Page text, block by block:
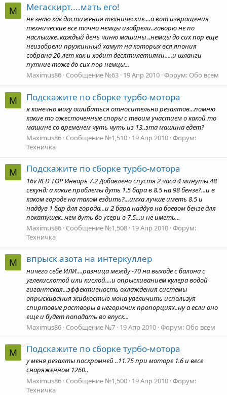
M Мегаскирт....мать его!
не знаю как достижения технические....а вот извращения
технические все точно немцы изобрели..говорю не по
наслышке..каждый день чиню машины ..немцы до сих пор еще
неизобрели пружинный хамут на которых вся япония
собрана 20 лет как и ходит десятилетиями.....и шланги
путние тоже до сих пор немцы...
Maximus86 Сообщение №63 19 Апр 2010 Форум: Обо всем
M Подскажите по сборке турбо-мотора
я конечно могу ошибаться относительно резалтов...помню
какие то ожесточенные споры с твоим участием о какой то
машине со временем чуть чуть из 13..эта машина едет?
Maximus86 Сообщение №1,510 19 Апр 2010 Форум:
Техничка
M Подскажите по сборке турбо-мотора
16v RED TOP Инварь 7.2 Добавлено спустя 2 часа 4 минуты 48
секунд: а какие проблемы дуть 1.5 бара в 8.5 на 98 бензе?...и в
каком городе на таком ездить?...имха лучше иметь 8.5 и
наддув 1 бар для города...и 2 бара наддув на боевом бензе для
покатушек...чем дуть до усери в 7.5...и не иметь...
Maximus86 Сообщение №1,508 19 Апр 2010 Форум:
Техничка
M впрыск азота на интеркуллер
ничего себе ИЛИ....разница между -70 на выходе с балона с
углекислотой или кислой....и опрыскиванием кулера водой
гигантская...эффективность охлаждения системы
опрыскивания жидкостью мона увеличить используя
спиртовые растворы в негорючих пропорциях..ну а если оно
еще и будет попадать во впуск...
Maximus86 Сообщение №7 19 Апр 2010 Форум: Обо всем
M Подскажите по сборке турбо-мотора
у меня резалты поскромней ..11.75 при моторе 1.6 и весе
снаряженном 1260..
Maximus86 Сообщение №1,500 19 Апр 2010 Форум:
Техничка